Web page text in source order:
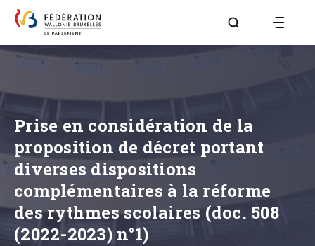
Aller à la page
Prise en considération de la
proposition de décret portant
diverses dispositions
complémentaires à la réforme
des rythmes scolaires (doc. 508
(2022-2023) n°1)